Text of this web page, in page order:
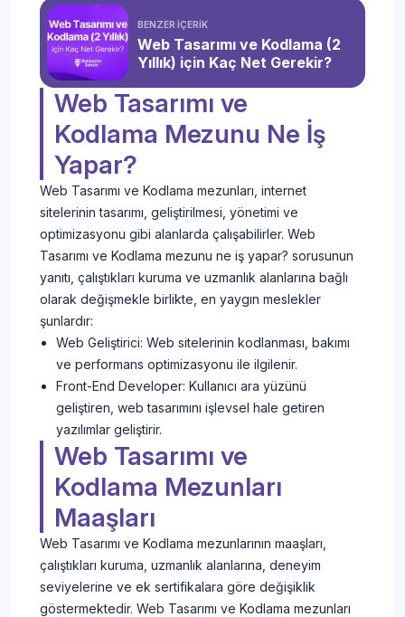
BENZER İÇERİK
Web Tasarımı ve Kodlama (2
Yıllık) için Kaç Net Gerekir?
Web Tasarımı ve
Kodlama Mezunu Ne İş
Yapar?
Web Tasarımı ve Kodlama mezunları, internet
sitelerinin tasarımı, geliştirilmesi, yönetimi ve
optimizasyonu gibi alanlarda çalışabilirler. Web
Tasarımı ve Kodlama mezunu ne iş yapar? sorusunun
yanıtı, çalıştıkları kuruma ve uzmanlık alanlarına bağlı
olarak değişmekle birlikte, en yaygın meslekler
şunlardır:
Web Geliştirici: Web sitelerinin kodlanması, bakımı
ve performans optimizasyonu ile ilgilenir.
Front-End Developer: Kullanıcı ara yüzünü
geliştiren, web tasarımını işlevsel hale getiren
yazılımlar geliştirir.
Web Tasarımı ve
Kodlama Mezunları
Maaşları
Web Tasarımı ve Kodlama mezunlarının maaşları,
çalıştıkları kuruma, uzmanlık alanlarına, deneyim
seviyelerine ve ek sertifikalara göre değişiklik
göstermektedir. Web Tasarımı ve Kodlama mezunları